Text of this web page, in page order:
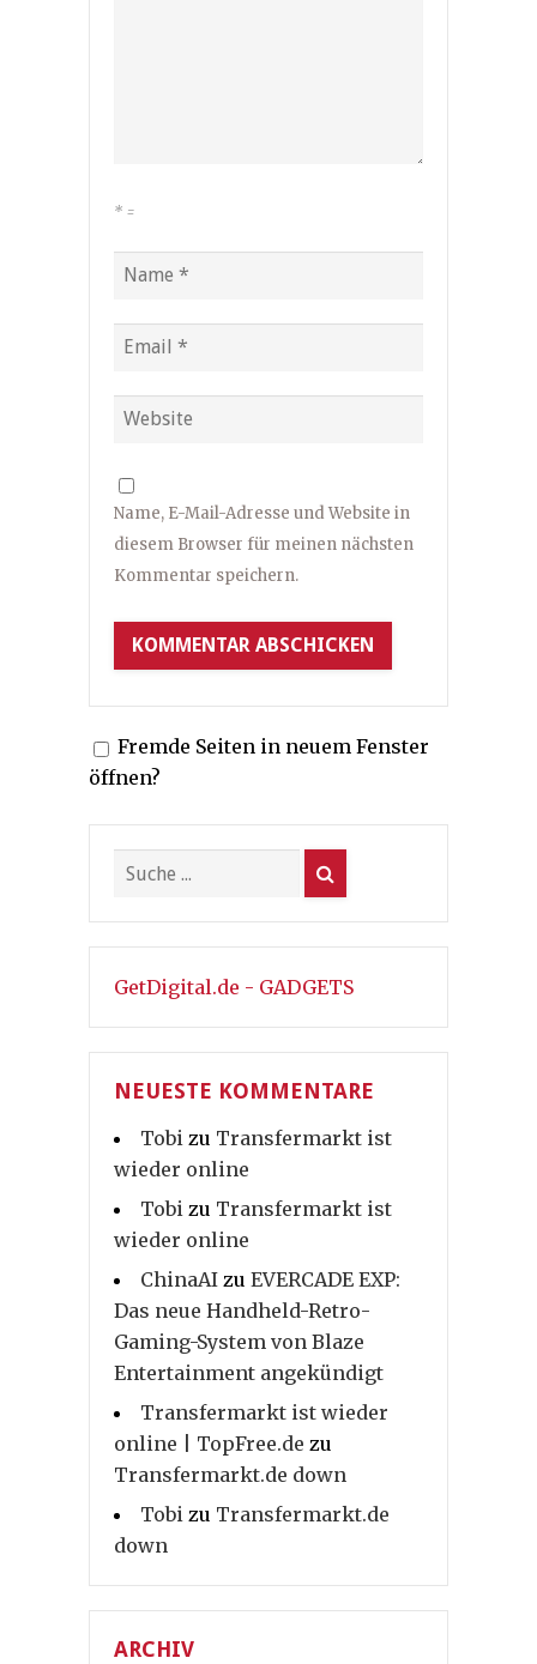
* =
Name, E-Mail-Adresse und Website in
diesem Browser für meinen nächsten
Kommentar speichern.
Fremde Seiten in neuem Fenster
öffnen?
GetDigital.de - GADGETS
NEUESTE KOMMENTARE
Tobi zu Transfermarkt ist
wieder online
Tobi zu Transfermarkt ist
wieder online
ChinaAI zu EVERCADE EXP:
Das neue Handheld-Retro-
Gaming-System von Blaze
Entertainment angekündigt
Transfermarkt ist wieder
online | TopFree.de zu
Transfermarkt.de down
Tobi zu Transfermarkt.de
down
ARCHIV